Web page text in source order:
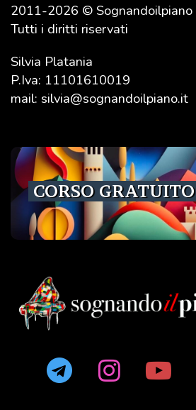
2011-2026 © Sognandoilpiano
Tutti i diritti riservati
Silvia Platania
P.Iva: 11101610019
mail: silvia@sognandoilpiano.it
CORSO GRATUITO